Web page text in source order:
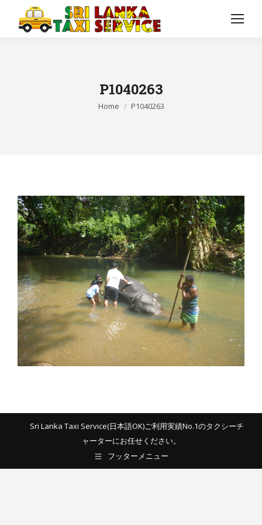
P1040263
You are here:
Home P1040263
Sri Lanka Taxi Service(日本語OK)ご利用実績No.1のタクシーチ
ャーターにお任せください。
フッターメニュー